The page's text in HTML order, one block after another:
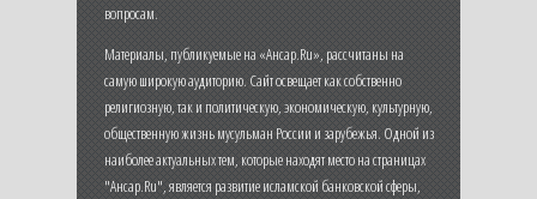
вопросам.
Материалы, публикуемые на «Ансар.Ru», рассчитаны на
самую широкую аудиторию. Сайт освещает как собственно
религиозную, так и политическую, экономическую, культурную,
общественную жизнь мусульман России и зарубежья. Одной из
наиболее актуальных тем, которые находят место на страницах
"Ансар.Ru", является развитие исламской банковской сферы,